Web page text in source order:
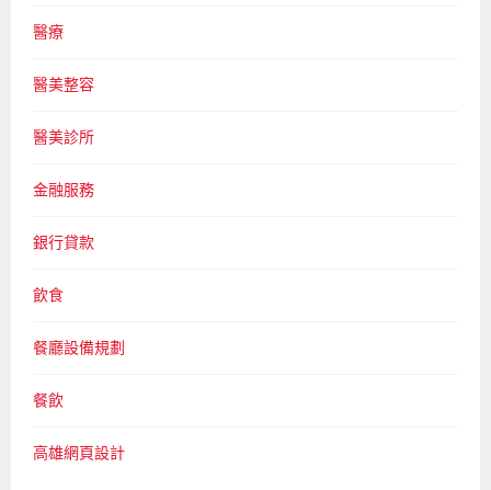
醫療
醫美整容
醫美診所
金融服務
銀行貸款
飲食
餐廳設備規劃
餐飲
高雄網頁設計